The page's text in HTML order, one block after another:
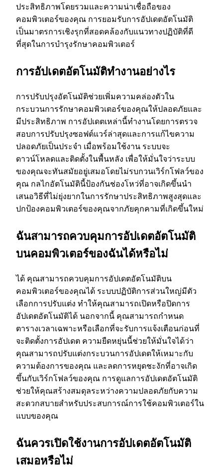
ประสิทธิภาพโดยรวมและความน่าเชื่อถือของ
คอมพิวเตอร์ของคุณ การยอมรับการอัปเดตอัตโนมัติ
เป็นมาตรการเชิงรุกที่สอดคล้องกับแนวทางปฏิบัติที่ดี
ที่สุดในการบํารุงรักษาคอมพิวเตอร์
การอัปเดตอัตโนมัติทํางานอย่างไร
การปรับปรุงอัตโนมัติช่วยเพิ่มความคล่องตัวใน
กระบวนการรักษาคอมพิวเตอร์ของคุณให้ปลอดภัยและ
มีประสิทธิภาพ การอัปเดตเหล่านี้ทํางานโดยการตรวจ
สอบการปรับปรุงซอฟต์แวร์ล่าสุดและการแก้ไขความ
ปลอดภัยเป็นประจํา เมื่อพร้อมใช้งาน ระบบจะ
ดาวน์โหลดและติดตั้งในพื้นหลัง เพื่อให้มั่นใจว่าระบบ
ของคุณจะทันสมัยอยู่เสมอโดยไม่รบกวนเวิร์กโฟลว์ของ
คุณ กลไกอัตโนมัตินี้ป้องกันช่องโหว่ที่อาจเกิดขึ้นนํา
เสนอวิธีที่ไม่ยุ่งยากในการรักษาประสิทธิภาพสูงสุดและ
ปกป้องคอมพิวเตอร์ของคุณจากภัยคุกคามที่เกิดขึ้นใหม่
ฉันสามารถควบคุมการอัปเดตอัตโนมัติ
บนคอมพิวเตอร์ของฉันได้หรือไม่
ได้ คุณสามารถควบคุมการอัปเดตอัตโนมัติบน
คอมพิวเตอร์ของคุณได้ ระบบปฏิบัติการส่วนใหญ่มีตัว
เลือกการปรับแต่ง ทําให้คุณสามารถเปิดหรือปิดการ
อัปเดตอัตโนมัติได้ นอกจากนี้ คุณสามารถกําหนด
ตารางเวลาเฉพาะหรือเลือกที่จะรับการแจ้งเตือนก่อนที่
จะติดตั้งการอัปเดต ความยืดหยุ่นนี้ช่วยให้มั่นใจได้ว่า
คุณสามารถปรับแต่งกระบวนการอัปเดตให้เหมาะกับ
ความต้องการของคุณ และลดการหยุดชะงักที่อาจเกิด
ขึ้นกับเวิร์กโฟลว์ของคุณ การดูแลการอัปเดตอัตโนมัติ
ช่วยให้คุณสร้างสมดุลระหว่างความปลอดภัยกับความ
สะดวกสบายสําหรับประสบการณ์การใช้คอมพิวเตอร์ใน
แบบของคุณ
ฉันควรเปิดใช้งานการอัปเดตอัตโนมัติ
เสมอหรือไม่